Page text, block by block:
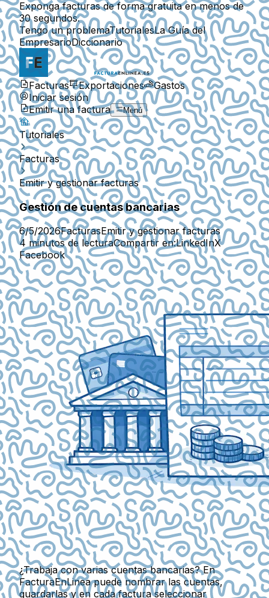
Exponga facturas de forma gratuita en menos de
30 segundos.
Tengo un problemaTutorialesLa Guía del
EmpresarioDiccionario
Facturas Exportaciones
Gastos
Iniciar sesión
Emitir una factura
Menú
Tutoriales
Facturas
Emitir y gestionar facturas
Gestión de cuentas bancarias
6/5/2026FacturasEmitir y gestionar facturas
4 minutos de lecturaCompartir en:LinkedInX
Facebook
¿Trabaja con varias cuentas bancarias? En
FacturaEnLinea puede nombrar las cuentas,
guardarlas y en cada factura seleccionar